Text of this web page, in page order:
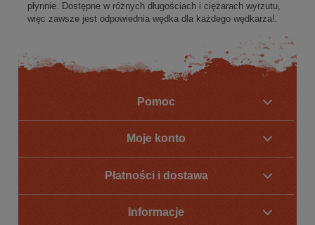
płynnie. Dostępne w różnych długościach i ciężarach wyrzutu,
więc zawsze jest odpowiednia wędka dla każdego wędkarza!.
Pomoc
Moje konto
Płatności i dostawa
Informacje